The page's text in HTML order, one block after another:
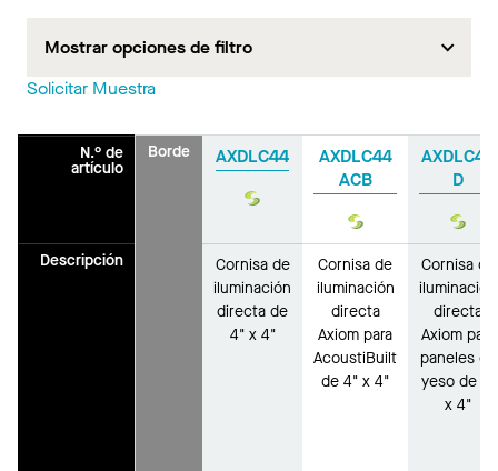
Mostrar opciones de filtro
Solicitar Muestra
N.° de
artículo
Descripción
Borde AXDLC44
Sustain
Cornisa de
iluminación
directa de
4" x 4"
AXDLC44
ACB
Sustain
Cornisa de
iluminación
directa
Axiom para
AcoustiBuilt
de 4" x 4"
AXDLC44
D
Cornisa de
iluminación
directa
Axiom para
paneles de
yeso de 4"
x 4"